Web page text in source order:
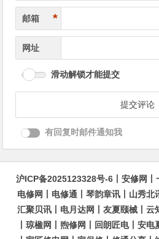
邮箱 *
网址
滑动解锁才能提交
有回复时邮件通知我
沪ICP备2025123328号-6 安修网
电修网
电修通 琴韵章讯 山秀北
汇聚贝讯
电月达网 友夏颐械 云
琼楹网 煦修网 回朗匠电丨 安电